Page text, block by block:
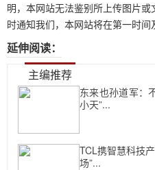
明，本网站无法鉴别所上传图片
时通知我们，本网站将在第一时间
延伸阅读：
主编推荐
东来也孙道军：
小天”...
TCL携智慧科技
场”...